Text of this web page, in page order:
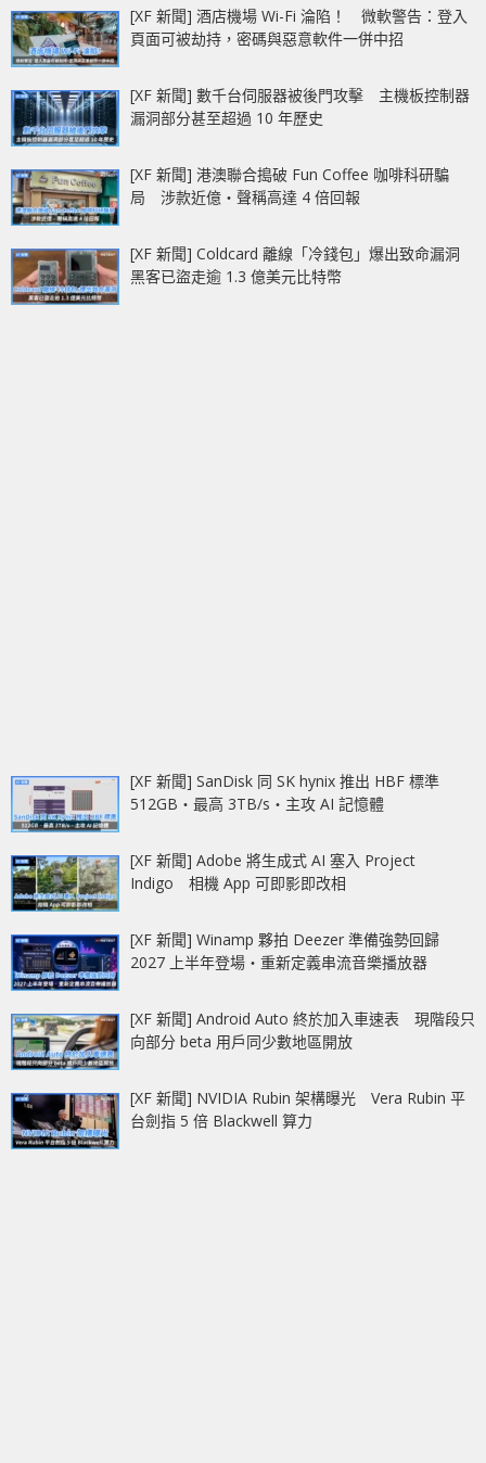
[XF 新聞] 酒店機場 Wi-Fi 淪陷！ 微軟警告：登入
頁面可被劫持，密碼與惡意軟件一併中招
[XF 新聞] 數千台伺服器被後門攻擊 主機板控制器
漏洞部分甚至超過 10 年歷史
[XF 新聞] 港澳聯合搗破 Fun Coffee 咖啡科研騙
局 涉款近億‧聲稱高達 4 倍回報
[XF 新聞] Coldcard 離線「冷錢包」爆出致命漏洞
黑客已盜走逾 1.3 億美元比特幣
[XF 新聞] SanDisk 同 SK hynix 推出 HBF 標準
512GB‧最高 3TB/s‧主攻 AI 記憶體
[XF 新聞] Adobe 將生成式 AI 塞入 Project
Indigo 相機 App 可即影即改相
[XF 新聞] Winamp 夥拍 Deezer 準備強勢回歸
2027 上半年登場‧重新定義串流音樂播放器
[XF 新聞] Android Auto 終於加入車速表 現階段只
向部分 beta 用戶同少數地區開放
[XF 新聞] NVIDIA Rubin 架構曝光 Vera Rubin 平
台劍指 5 倍 Blackwell 算力